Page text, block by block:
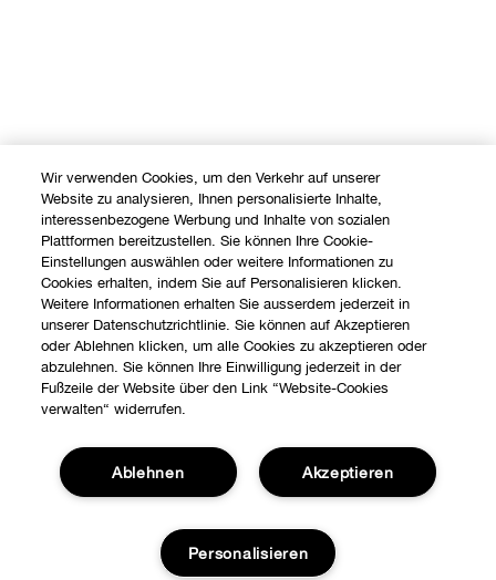
Wir verwenden Cookies, um den Verkehr auf unserer
Website zu analysieren, Ihnen personalisierte Inhalte,
interessenbezogene Werbung und Inhalte von sozialen
Plattformen bereitzustellen. Sie können Ihre Cookie-
Einstellungen auswählen oder weitere Informationen zu
Cookies erhalten, indem Sie auf Personalisieren klicken.
Weitere Informationen erhalten Sie ausserdem jederzeit in
unserer Datenschutzrichtlinie. Sie können auf Akzeptieren
oder Ablehnen klicken, um alle Cookies zu akzeptieren oder
abzulehnen. Sie können Ihre Einwilligung jederzeit in der
Fußzeile der Website über den Link “Website-Cookies
verwalten“ widerrufen.
Akzeptieren
Ablehnen
Personalisieren